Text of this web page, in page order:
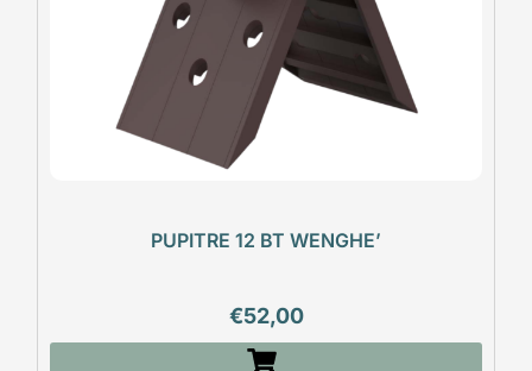
PUPITRE 12 BT WENGHE’
€52,00